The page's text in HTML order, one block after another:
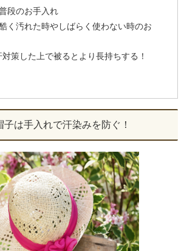
段のお手入れ
く汚れた時やしばらく使わない時のお
策した上で被るとより長持ちする！
子は手入れで汗染みを防ぐ！